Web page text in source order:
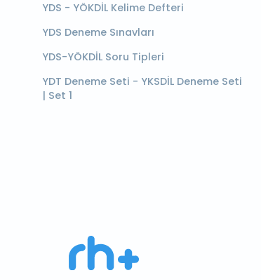
YDS - YÖKDİL Kelime Defteri
YDS Deneme Sınavları
YDS-YÖKDİL Soru Tipleri
YDT Deneme Seti - YKSDİL Deneme Seti
| Set 1